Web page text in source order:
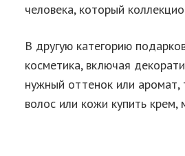
человека, который
В другую категорию
косметика, включая
нужный оттенок или аромат,
волос или кожи купить крем,